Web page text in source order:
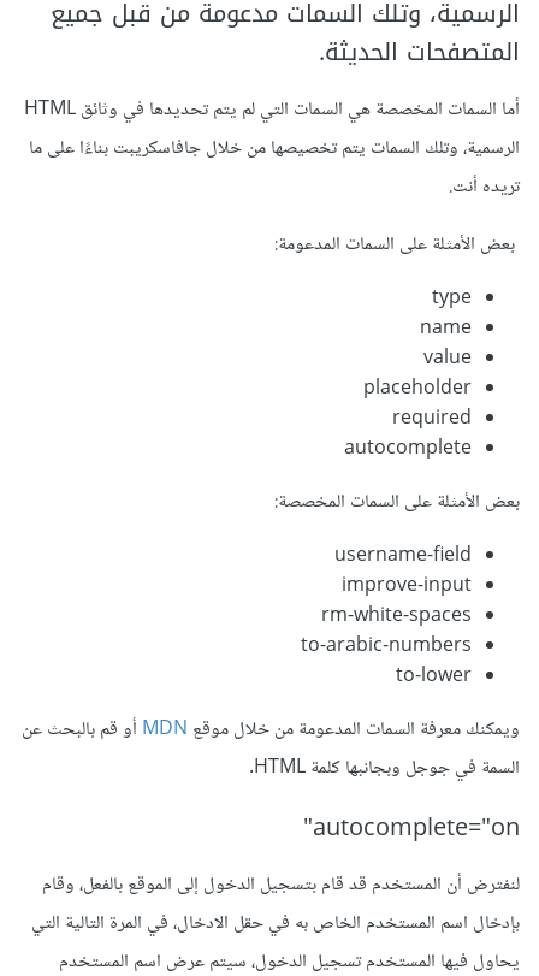
to-arabic-numbers: من الواضح ان هذه الخاصية تقوم
بتحويل الأرقام في النص المدخل إلى أرقام عربية إذا كانت الأرقام
بالأصل بالأحرف اللاتينية مع العلم هذه ليست خاصيه في html بل
هي مخصصه ويتم التعامل معها من خلال جافاسكريبت.
إلى أحرف صغيرة (حالة صغيرة) مع العلم هذه ليست خاصيه في
في المواقعالكبيره او المتوسطهه يقوم المطورين بانشاء او
معينه اثناء تجرة المستخدم المختلفه.
الخاص ب HTML
.
الرسمية، وتلك السمات مدعومة من قبل جميع
المتصفحات الحديثة.
أما السمات المخصصة هي السمات التي لم يتم تحديدها في وثائق HTML
الرسمية، وتلك السمات يتم تخصيصها من خلال جافاسكريبت بناءًا على ما
تريده أنت.
بعض الأمثلة على السمات المدعومة:
type
name
value
placeholder
required
autocomplete
بعض الأمثلة على السمات المخصصة:
username-field
improve-input
rm-white-spaces
to-arabic-numbers
to-lower
ويمكنك معرفة السمات المدعومة من خلال موقع MDN أو قم بالبحث عن
السمة في جوجل وبجانبها كلمة HTML.
autocomplete="on"
لنفترض أن المستخدم قد قام بتسجيل الدخول إلى الموقع بالفعل، وقام
بإدخال اسم المستخدم الخاص به في حقل الادخال، في المرة التالية التي
يحاول فيها المستخدم تسجيل الدخول، سيتم عرض اسم المستخدم